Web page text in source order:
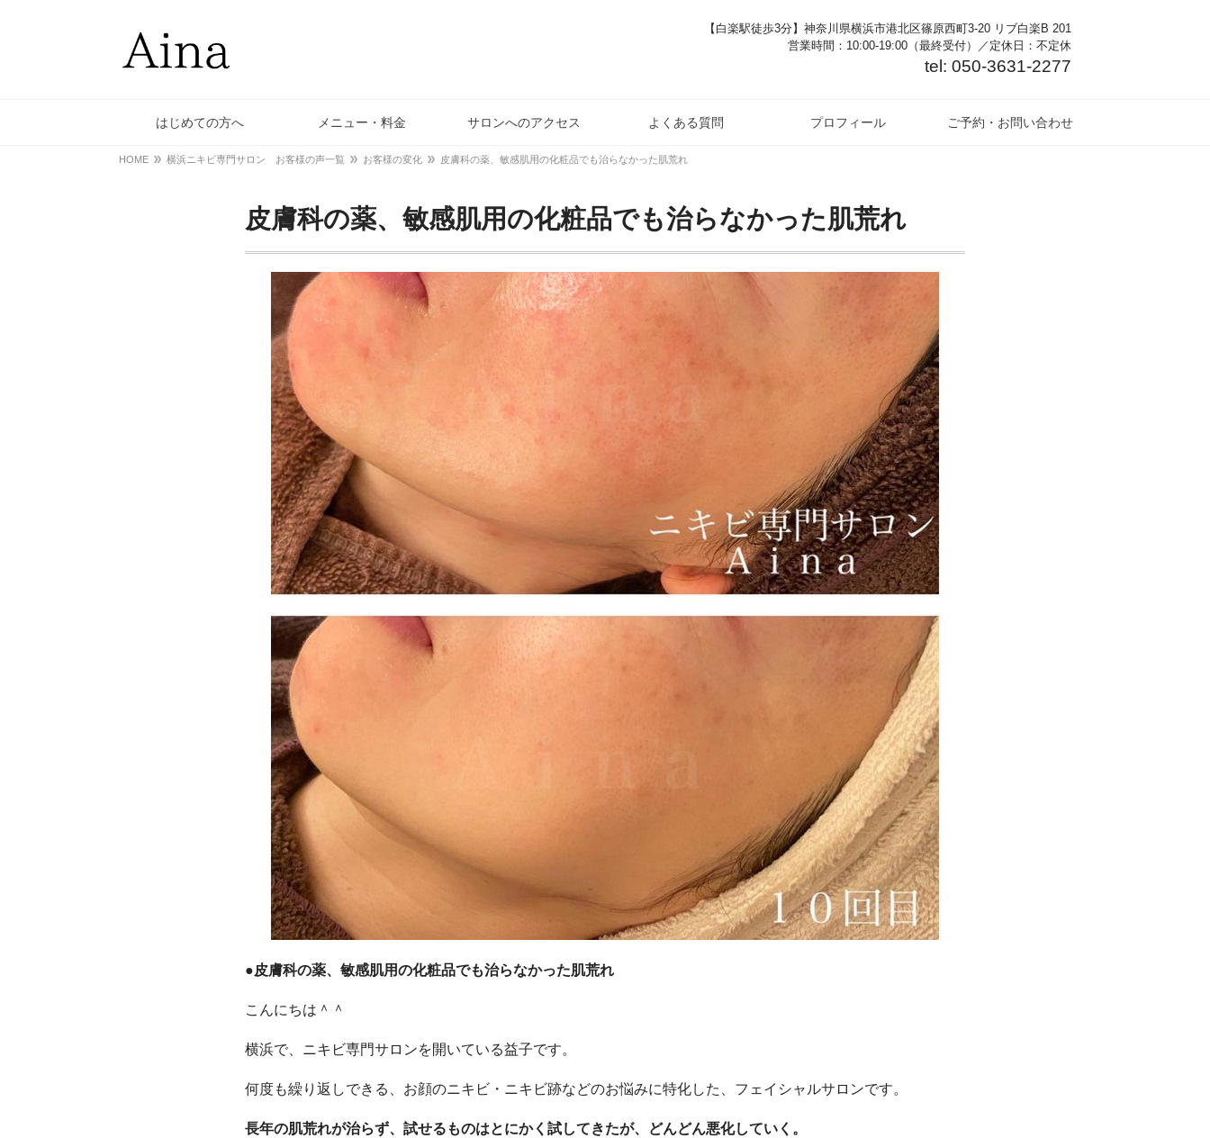
【白楽駅徒歩3分】神奈川県横浜市港北区篠原西町3-20 リブ白楽B 201
営業時間：10:00-19:00（最終受付）／定休日：不定休
tel: 050-3631-2277
はじめての方へ メニュー・料金 サロンへのアクセス よくある質問 プロフィール ご予約・お問い合わせ
HOME 横浜ニキビ専門サロン お客様の声一覧 お客様の変化 皮膚科の薬、敏感肌用の化粧品でも治らなかった肌荒れ
皮膚科の薬、敏感肌用の化粧品でも治らなかった肌荒れ
●皮膚科の薬、敏感肌用の化粧品でも治らなかった肌荒れ
こんにちは＾＾
横浜で、ニキビ専門サロンを開いている益子です。
何度も繰り返しできる、お顔のニキビ・ニキビ跡などのお悩みに特化した、フェイシャルサロンです。
長年の肌荒れが治らず、試せるものはとにかく試してきたが、どんどん悪化していく。